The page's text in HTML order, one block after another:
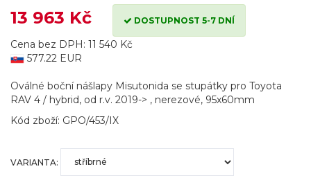
13 963 Kč DOSTUPNOST 5-7 DNÍ
Cena bez DPH: 11 540 Kč
577.22 EUR
Oválné boční nášlapy Misutonida se stupátky pro Toyota
RAV 4 / hybrid, od r.v. 2019-> , nerezové, 95x60mm
Kód zboží: GPO/453/IX
VARIANTA: